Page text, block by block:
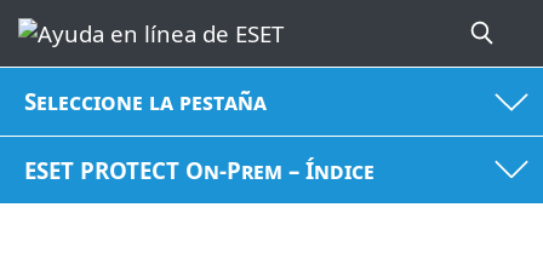
Seleccione la pestaña
ESET PROTECT On-Prem – Índice